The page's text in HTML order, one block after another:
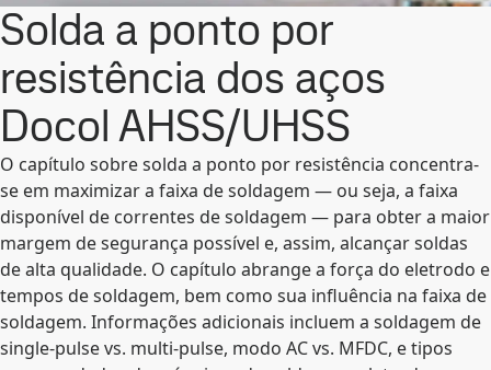
Solda a ponto por
resistência dos aços
Docol AHSS/UHSS
O capítulo sobre solda a ponto por resistência concentra-
se em maximizar a faixa de soldagem — ou seja, a faixa
disponível de correntes de soldagem — para obter a maior
margem de segurança possível e, assim, alcançar soldas
de alta qualidade. O capítulo abrange a força do eletrodo e
tempos de soldagem, bem como sua influência na faixa de
soldagem. Informações adicionais incluem a soldagem de
single-pulse vs. multi-pulse, modo AC vs. MFDC, e tipos